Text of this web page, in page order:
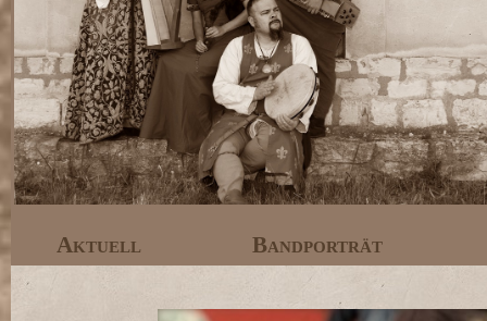
Aktuell Bandporträt